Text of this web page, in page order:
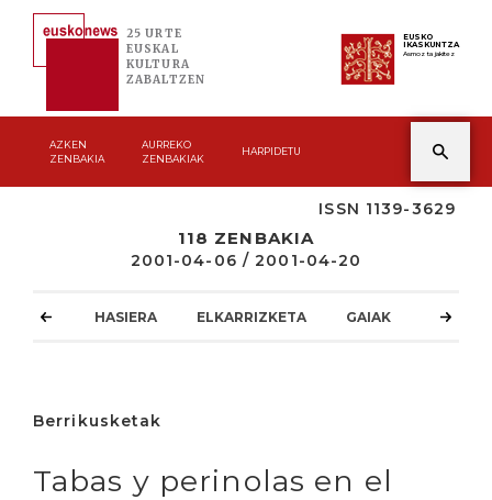
25 URTE
EUSKAL
KULTURA
ZABALTZEN
EUSKO
IKASKUNTZA
Asmoz ta jakitez
AZKEN
ZENBAKIA
AURREKO
ZENBAKIAK
HARPIDETU
ISSN 1139-3629
118 ZENBAKIA
2001-04-06 / 2001-04-20
HASIERA ELKARRIZKETA GAIAK
Berrikusketak
Tabas y perinolas en el